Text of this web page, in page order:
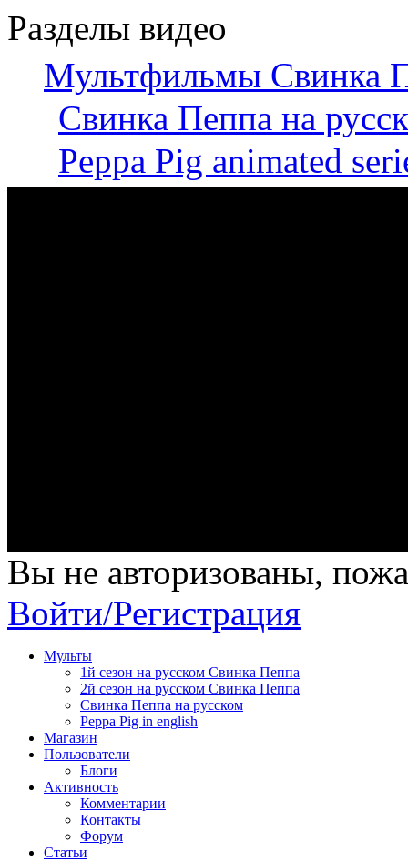
Разделы видео
Мультфильмы Свинка
Свинка Пеппа на
Peppa Pig animated
Вы не авторизованы,
Войти/Регистрация
Мульты
1й сезон на русском Свинка Пеппа
2й сезон на русском Свинка Пеппа
Свинка Пеппа на русском
Peppa Pig in english
Магазин
Пользователи
Блоги
Активность
Комментарии
Контакты
Форум
Статьи